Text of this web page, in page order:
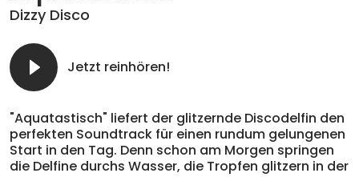
Dizzy Disco
Jetzt reinhören!
"Aquatastisch" liefert der glitzernde Discodelfin den
perfekten Soundtrack für einen rundum gelungenen
Start in den Tag. Denn schon am Morgen springen
die Delfine durchs Wasser, die Tropfen glitzern in der